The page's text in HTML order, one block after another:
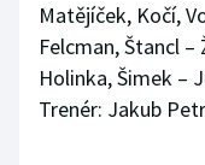
Matějíček, Kočí,
Felcman, Štancl –
Holinka, Šimek –
Trenér: Jakub